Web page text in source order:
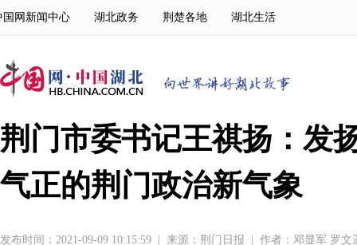
国网新闻中心 湖北政务 荆楚各地 湖北生活
荆门市委书记王祺扬：发
气正的荆门政治新气象
发布时间：2021-09-09 10:15:59 来源： 荆门日报 作者：邓显军 罗文